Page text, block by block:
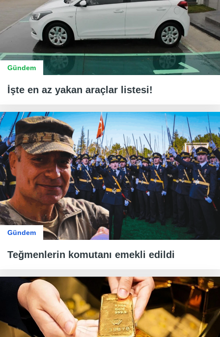
Gündem
İşte en az yakan araçlar listesi!
Gündem
Teğmenlerin komutanı emekli edildi